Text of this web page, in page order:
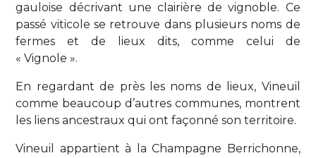
gauloise décrivant une clairière de vignoble. Ce
passé viticole se retrouve dans plusieurs noms de
fermes et de lieux dits, comme celui de
« Vignole ».
En regardant de près les noms de lieux, Vineuil
comme beaucoup d’autres communes, montrent
les liens ancestraux qui ont façonné son territoire.
Vineuil appartient à la Champagne Berrichonne,